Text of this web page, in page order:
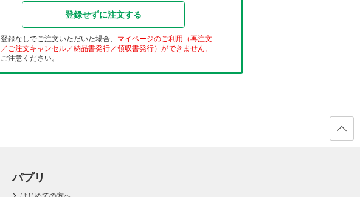
登録せずに注文する
登録なしでご注文いただいた場合、 マイページのご利用（再注文
／ご注文キャンセル／納品書発行／領収書発行）ができません。
ご注意ください。
パプリ